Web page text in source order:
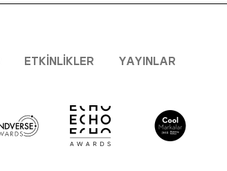
ETKINLIKLER YAYINLAR